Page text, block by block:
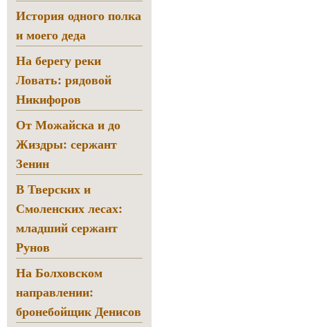
История одного полка
и моего деда
На берегу реки
Ловать: рядовой
Никифоров
От Можайска и до
Жиздры: сержант
Зенин
В Тверских и
Смоленских лесах:
младший сержант
Рунов
На Болховском
направлении:
бронебойщик Денисов